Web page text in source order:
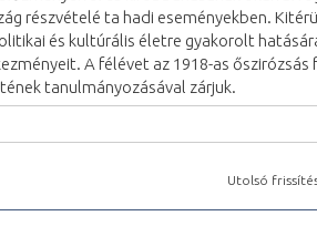
részvételé ta hadi eseményekben.
és kultúrális életre gyakorolt
A félévet az 1918-as
tanulmányozásával zárjuk.
Utolsó